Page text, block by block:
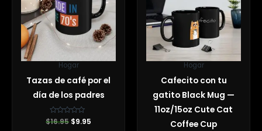
Hogar
Tazas de café por el
día de los padres
Valorado
con
$16.95 $9.95
Hogar
Cafecito con tu
gatito Black Mug —
11oz/15oz Cute Cat
Coffee Cup